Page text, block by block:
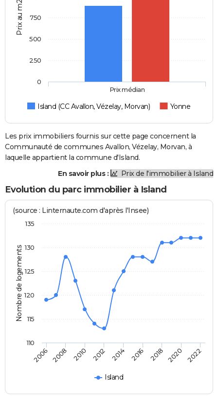
Prix au m2
Island (CC Avallon, Vézelay, Morvan) Yonne
Prix médian
0
250
500
750
Les prix immobiliers fournis sur cette page concernent la
Communauté de communes Avallon, Vézelay, Morvan, à
laquelle appartient la commune d'Island.
En savoir plus :
Prix de l'immobilier à Island
Evolution du parc immobilier à Island
Nombre de logements
(source : Linternaute.com d'après l'Insee)
Island
2006 2008 2010 2012 2014 2016 2018 2020 2022
110
115
120
125
130
135